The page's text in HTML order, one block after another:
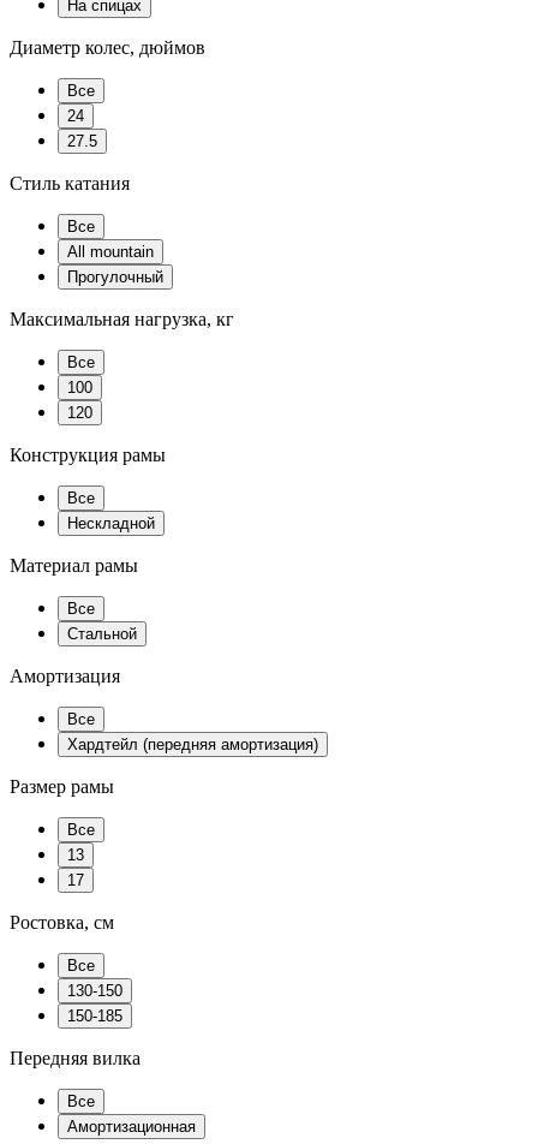
На спицах
Диаметр колес, дюймов
Все
24
27.5
Стиль катания
Все
All mountain
Прогулочный
Максимальная нагрузка, кг
Все
100
120
Конструкция рамы
Все
Нескладной
Материал рамы
Все
Стальной
Амортизация
Все
Хардтейл (передняя амортизация)
Размер рамы
Все
13
17
Ростовка, см
Все
130-150
150-185
Передняя вилка
Все
Амортизационная